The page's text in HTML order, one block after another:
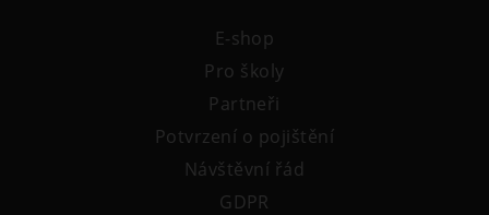
E-shop
Pro školy
Partneři
Potvrzení o pojištění
Návštěvní řád
GDPR